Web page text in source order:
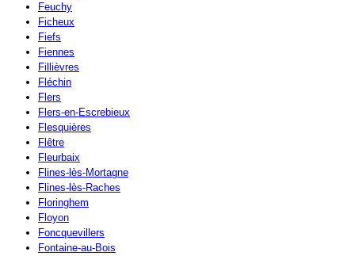
Feuchy
Ficheux
Fiefs
Fiennes
Fillièvres
Fléchin
Flers
Flers-en-Escrebieux
Flesquières
Flêtre
Fleurbaix
Flines-lès-Mortagne
Flines-lès-Raches
Floringhem
Floyon
Foncquevillers
Fontaine-au-Bois